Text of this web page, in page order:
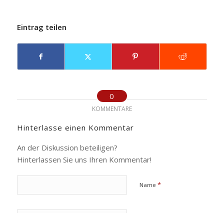
Eintrag teilen
0
KOMMENTARE
Hinterlasse einen Kommentar
An der Diskussion beteiligen?
Hinterlassen Sie uns Ihren Kommentar!
Name *